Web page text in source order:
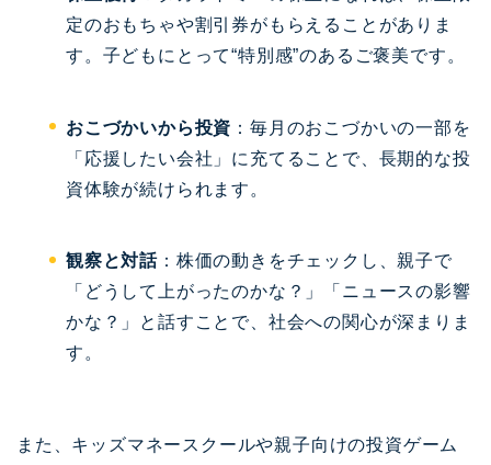
定のおもちゃや割引券がもらえることがありま
す。子どもにとって“特別感”のあるご褒美です。
おこづかいから投資 ：毎月のおこづかいの一部を
「応援したい会社」に充てることで、長期的な投
資体験が続けられます。
観察と対話 ：株価の動きをチェックし、親子で
「どうして上がったのかな？」「ニュースの影響
かな？」と話すことで、社会への関心が深まりま
す。
また、キッズマネースクールや親子向けの投資ゲーム